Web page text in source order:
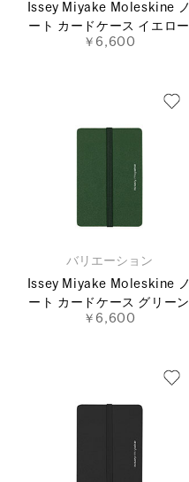
Issey Miyake Moleskine ノ
ート カードケース イエロー
￥6,600
バリエーション
Issey Miyake Moleskine ノ
ート カードケース グリーン
￥6,600